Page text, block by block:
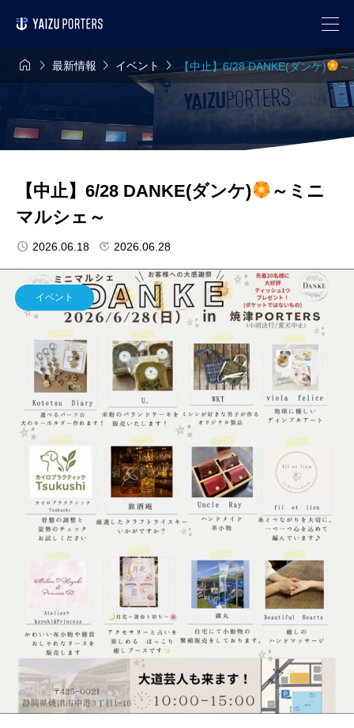
  最新情報  イベント  【中止】6/28 DANKE(ダンケ) ～
【中止】6/28 DANKE(ダンケ)
～ミニ
マルシェ～
2026.06.18 2026.06.28
イベント